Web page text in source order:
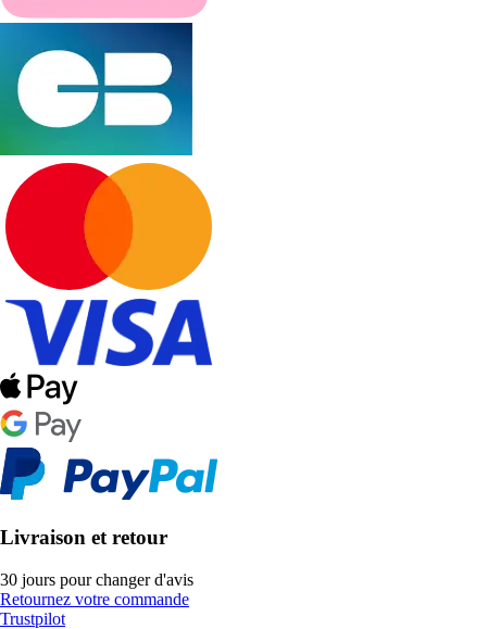
Livraison et retour
30 jours pour changer d'avis
Retournez votre commande
Trustpilot